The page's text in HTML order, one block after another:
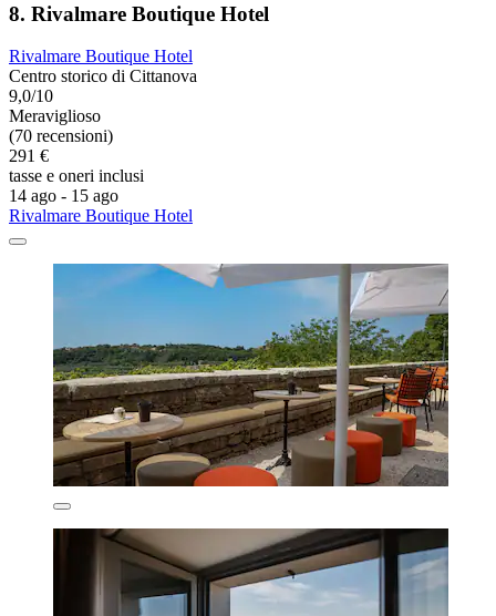
8. Rivalmare Boutique Hotel
Rivalmare Boutique Hotel
Centro storico di Cittanova
9,0/10
Meraviglioso
(70 recensioni)
291 €
tasse e oneri inclusi
14 ago - 15 ago
Rivalmare Boutique Hotel